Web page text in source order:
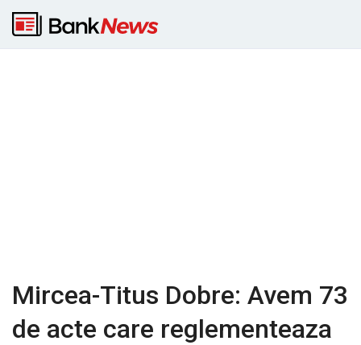
Mircea-Titus Dobre: Avem 73
de acte care reglementeaza